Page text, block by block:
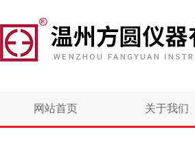
网站首页 关于我们